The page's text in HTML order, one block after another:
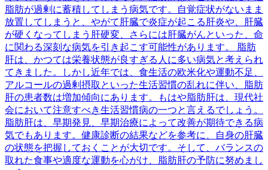
脂肪が過剰に蓄積してしまう病気です。自覚症状がないまま
放置してしまうと、やがて肝臓で炎症が起こる肝炎や、肝臓
が硬くなってしまう肝硬変、さらには肝臓がんといった、命
に関わる深刻な病気を引き起こす可能性があります。 脂肪
肝は、かつては栄養状態が良すぎる人に多い病気と考えられ
てきました。しかし近年では、食生活の欧米化や運動不足、
アルコールの過剰摂取といった生活習慣の乱れに伴い、脂肪
肝の患者数は増加傾向にあります。もはや脂肪肝は、現代社
会において注意すべき生活習慣病の一つと言えるでしょう。
脂肪肝は、早期発見、早期治療によって改善が期待できる病
気でもあります。健康診断の結果などを参考に、自身の肝臓
の状態を把握しておくことが大切です。そして、バランスの
取れた食事や適度な運動を心がけ、脂肪肝の予防に努めまし